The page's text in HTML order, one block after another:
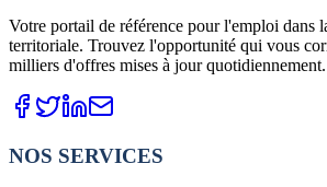
Votre portail de référence pour l'emploi dans
territoriale. Trouvez l'opportunité qui vous
milliers d'offres mises à jour quotidiennement.
NOS SERVICES